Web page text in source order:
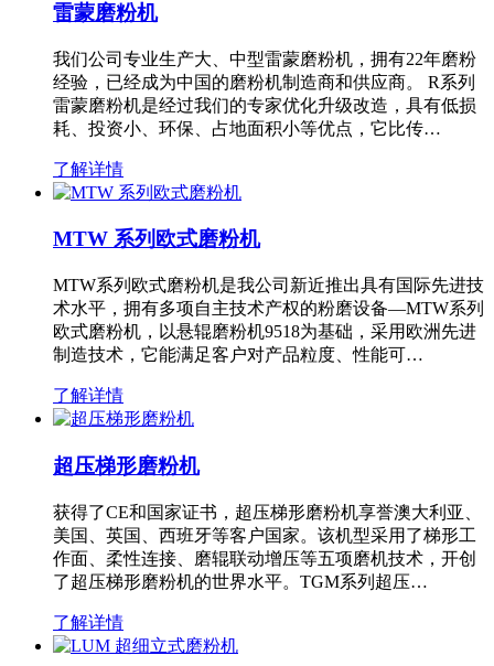
雷蒙磨粉机
我们公司专业生产大、中型雷蒙磨粉机，拥有22年磨粉
经验，已经成为中国的磨粉机制造商和供应商。 R系列
雷蒙磨粉机是经过我们的专家优化升级改造，具有低损
耗、投资小、环保、占地面积小等优点，它比传…
了解详情
MTW 系列欧式磨粉机
MTW系列欧式磨粉机是我公司新近推出具有国际先进技
术水平，拥有多项自主技术产权的粉磨设备—MTW系列
欧式磨粉机，以悬辊磨粉机9518为基础，采用欧洲先进
制造技术，它能满足客户对产品粒度、性能可…
了解详情
超压梯形磨粉机
获得了CE和国家证书，超压梯形磨粉机享誉澳大利亚、
美国、英国、西班牙等客户国家。该机型采用了梯形工
作面、柔性连接、磨辊联动增压等五项磨机技术，开创
了超压梯形磨粉机的世界水平。TGM系列超压…
了解详情